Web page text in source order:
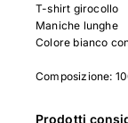
T-shirt girocollo
Maniche lunghe
Colore bianco
Composizione:
Prodotti